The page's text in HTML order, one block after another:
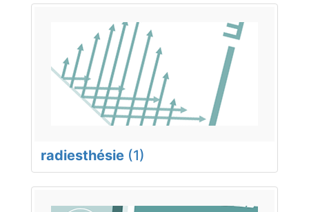
radiesthésie (1)